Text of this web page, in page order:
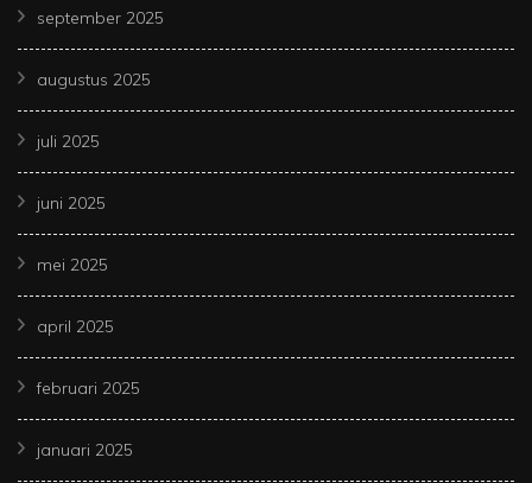
september 2025
augustus 2025
juli 2025
juni 2025
mei 2025
april 2025
februari 2025
januari 2025